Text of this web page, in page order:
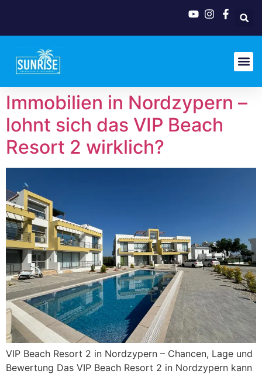
Immobilien in Nordzypern –
lohnt sich das VIP Beach
Resort 2 wirklich?
VIP Beach Resort 2 in Nordzypern – Chancen, Lage und
Bewertung Das VIP Beach Resort 2 in Nordzypern kann